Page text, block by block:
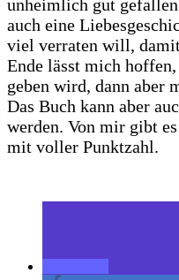
unheimlich gut
auch eine
viel verraten will,
Ende lässt mich
geben wird, dann aber
Das Buch kann aber
werden. Von mir gibt
mit voller Punktzahl.